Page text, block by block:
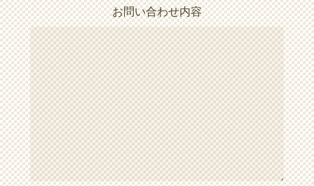
お問い合わせ内容